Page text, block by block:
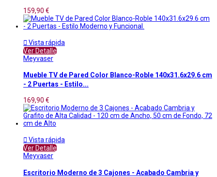
159,90 €
 Vista rápida
Ver Detalle
Meyvaser
Mueble TV de Pared Color Blanco-Roble 140x31.6x29.6 cm
- 2 Puertas - Estilo...
169,90 €
 Vista rápida
Ver Detalle
Meyvaser
Escritorio Moderno de 3 Cajones - Acabado Cambria y